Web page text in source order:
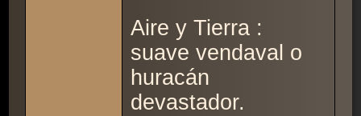
Aire y Tierra :
suave vendaval o
huracán
devastador.